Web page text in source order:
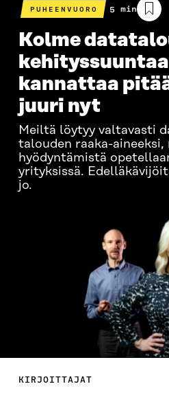
PUHEENVUORO
Arvioitu
lukuaika
5 min
Kolme
kannattaa
juuri nyt
Meiltä löytyy valtavasti
talouden raaka-aineeksi,
hyödyntämistä
yrityksissä.
jo.
KIRJOITTAJAT